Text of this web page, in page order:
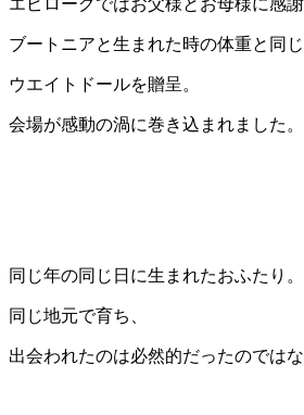
ブートニアと生まれた時の体重と同
ウエイトドールを贈呈。
会場が感動の渦に巻き込まれました。
同じ年の同じ日に生まれたおふたり。
同じ地元で育ち、
出会われたのは必然的だったのではな